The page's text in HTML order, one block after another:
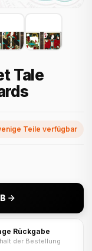
Tale
Teile verfügbar
Rückgabe
der Bestellung